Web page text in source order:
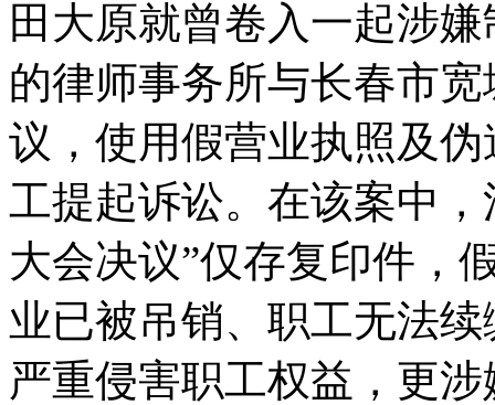
田大原就曾卷入一起涉
的律师事务所与长春市
议，使用假营业执照及
工提起诉讼。在该案中
大会决议”仅存复印件，
业已被吊销、职工无法
严重侵害职工权益，更